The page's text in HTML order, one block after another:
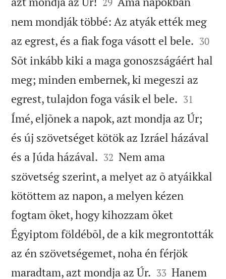
nem mondják többé: Az atyák ették meg
az egrest, és a fiak foga vásott el bele. 

30
Sõt inkább kiki a maga gonoszságáért hal
meg; minden embernek, ki megeszi az
egrest, tulajdon foga vásik el bele. 

31
Ímé, eljõnek a napok, azt mondja az Úr;
és új szövetséget kötök az Izráel házával
és a Júda házával. 

32 Nem ama
szövetség szerint, a melyet az õ atyáikkal
kötöttem az napon, a melyen kézen
fogtam õket, hogy kihozzam õket
Égyiptom földébõl, de a kik megrontották
az én szövetségemet, noha én férjök
maradtam, azt mondja az Úr. 

33 Hanem